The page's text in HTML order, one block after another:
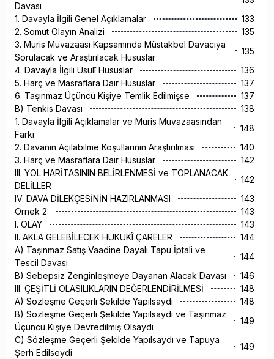
Davası
1. Davayla İlgili Genel Açıklamalar
133
2. Somut Olayın Analizi
135
3. Muris Muvazaası Kapsamında Müstakbel Davacıya
Sorulacak ve Araştırılacak Hususlar
135
4. Davayla İlgili Usulî Hususlar
136
5. Harç ve Masraflara Dair Hususlar
137
6. Taşınmaz Üçüncü Kişiye Temlik Edilmişse
137
B) Tenkis Davası
138
1. Davayla İlgili Açıklamalar ve Muris Muvazaasından
Farkı
148
2. Davanın Açılabilme Koşullarının Araştırılması
140
3. Harç ve Masraflara Dair Hususlar
142
III. YOL HARİTASININ BELİRLENMESİ ve TOPLANACAK
DELİLLER
142
IV. DAVA DİLEKÇESİNİN HAZIRLANMASI
143
Örnek 2:
143
I. OLAY
143
II. AKLA GELEBİLECEK HUKUKÎ ÇARELER
144
A) Taşınmaz Satış Vaadine Dayalı Tapu İptali ve
Tescil Davası
144
B) Sebepsiz Zenginleşmeye Dayanan Alacak Davası
146
III. ÇEŞİTLİ OLASILIKLARIN DEĞERLENDİRİLMESİ
148
A) Sözleşme Geçerli Şekilde Yapılsaydı
148
B) Sözleşme Geçerli Şekilde Yapılsaydı ve Taşınmaz
Üçüncü Kişiye Devredilmiş Olsaydı
149
C) Sözleşme Geçerli Şekilde Yapılsaydı ve Tapuya
Şerh Edilseydi
149